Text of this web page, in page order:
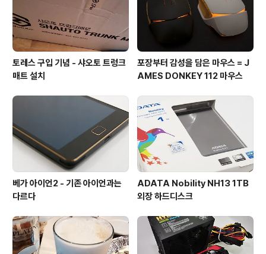
하면, 박스에 딱 맞는 사이즈..
토레스 구입 기념 - 샤오토 트렁크
매트 설치
포장부터 감성을 담은 마우스 = J
AMES DONKEY 112 마우스
베가 아이언2 - 기존 아이언과는
다르다
ADATA Nobility NH13 1TB
외장 하드디스크